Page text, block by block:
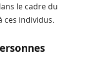
le cadre du
ces individus.